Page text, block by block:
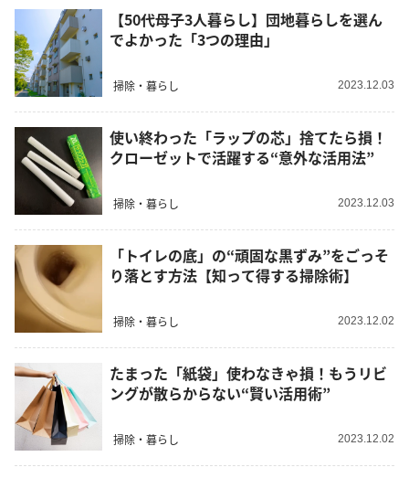
【50代母子3人暮らし】団地暮らしを選ん
でよかった「3つの理由」
掃除・暮らし 2023.12.03
使い終わった「ラップの芯」捨てたら損！
クローゼットで活躍する“意外な活用法”
掃除・暮らし 2023.12.03
「トイレの底」の“頑固な黒ずみ”をごっそ
り落とす方法【知って得する掃除術】
掃除・暮らし 2023.12.02
たまった「紙袋」使わなきゃ損！もうリビ
ングが散らからない“賢い活用術”
掃除・暮らし 2023.12.02